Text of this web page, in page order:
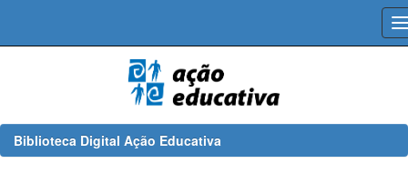
Biblioteca Digital Ação Educativa